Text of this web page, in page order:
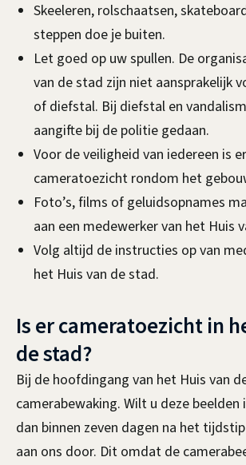
Skeeleren, rolschaatsen,
steppen doe je buiten.
Let goed op uw spullen. De
van de stad zijn niet aansprakelijk
of diefstal. Bij diefstal en
aangifte bij de politie gedaan.
Voor de veiligheid van iedereen is er
cameratoezicht rondom het
Foto’s, films of geluidsopnames
aan een medewerker van het Huis
Volg altijd de instructies op van
het Huis van de stad.
Is er cameratoezicht in
de stad?
Bij de hoofdingang van het Huis van
camerabewaking. Wilt u deze beelden
dan binnen zeven dagen na het
aan ons door. Dit omdat de